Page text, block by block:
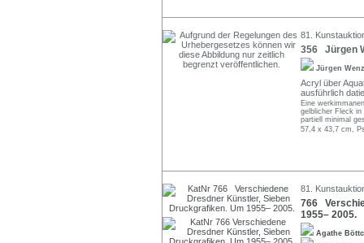
81.
356 Jürgen
Jürgen
Acryl über
ausführlich
Eine
gelblicher Fleck
partiell minimal
57,4 x 43,7 cm,
81.
766
1955– 2005.
Agathe